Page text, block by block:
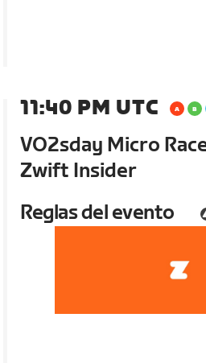
11:40 PM UTC
VO2sday Micro
Zwift Insider
Reglas del evento